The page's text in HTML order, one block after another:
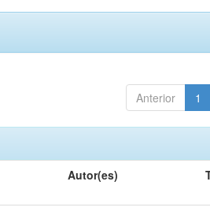
Anterior 1
Autor(es)